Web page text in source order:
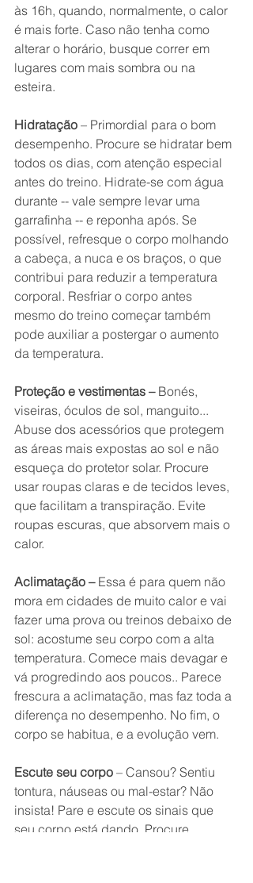
às 16h, quando, normalmente, o calor
é mais forte. Caso não tenha como
alterar o horário, busque correr em
lugares com mais sombra ou na
esteira.
Hidratação – Primordial para o bom
desempenho. Procure se hidratar bem
todos os dias, com atenção especial
antes do treino. Hidrate-se com água
durante -- vale sempre levar uma
garrafinha -- e reponha após. Se
possível, refresque o corpo molhando
a cabeça, a nuca e os braços, o que
contribui para reduzir a temperatura
corporal. Resfriar o corpo antes
mesmo do treino começar também
pode auxiliar a postergar o aumento
da temperatura.
Proteção e vestimentas – Bonés,
viseiras, óculos de sol, manguito...
Abuse dos acessórios que protegem
as áreas mais expostas ao sol e não
esqueça do protetor solar. Procure
usar roupas claras e de tecidos leves,
que facilitam a transpiração. Evite
roupas escuras, que absorvem mais o
calor.
Aclimatação – Essa é para quem não
mora em cidades de muito calor e vai
fazer uma prova ou treinos debaixo de
sol: acostume seu corpo com a alta
temperatura. Comece mais devagar e
vá progredindo aos poucos.. Parece
frescura a aclimatação, mas faz toda a
diferença no desempenho. No fim, o
corpo se habitua, e a evolução vem.
Escute seu corpo – Cansou? Sentiu
tontura, náuseas ou mal-estar? Não
insista! Pare e escute os sinais que
seu corpo está dando. Procure